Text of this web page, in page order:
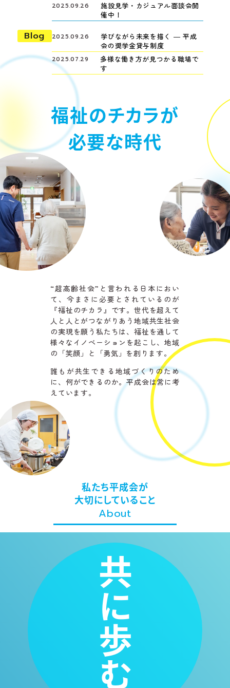
2025.09.26
施設見学・カジュアル面談会開
催中！
Blog 2025.09.26
学びながら未来を描く ― 平成
会の奨学金貸与制度
2025.07.29
多様な働き方が見つかる職場で
す
福祉のチカラが
必要な時代
“超高齢社会”と言われる日本におい
て、今まさに必要とされているのが
『福祉のチカラ』です。世代を超えて
人と人とがつながりあう地域共生社会
の実現を願う私たちは、福祉を通して
様々なイノベーションを起こし、地域
の「笑顔」と「勇気」を創ります。
誰もが共生できる地域づくりのため
に、何ができるのか。平成会は常に考
えています。
私たち平成会が
大切にしていること
About
共に歩む。